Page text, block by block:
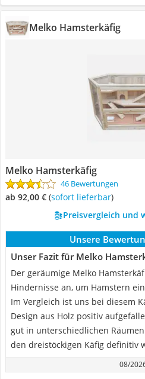
Melko Hamsterkäfig
Melko Hamsterkäfig
46 Bewertungen
ab 92,00 € ( Sofort lieferbar)
Preisvergleich und
Unsere
Unser Fazit für Melko
Der geräumige Melko
Hindernisse an, um Hamstern
Im Vergleich ist uns bei diesem
Design aus Holz positiv
gut in unterschiedlichen
den dreistöckigen Käfig definitiv
08/